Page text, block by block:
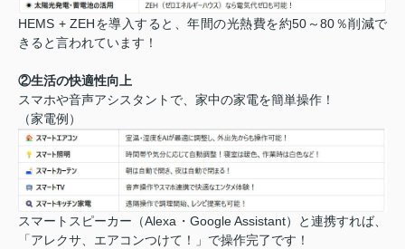
HEMS + ZEHを導入すると、年間の光熱費を約50～80％削減で
きると言われています！
②生活の快適性向上
スマホや音声アシスタントで、家中の家電を簡単操作！
（家電例）
スマートスピーカー（Alexa・Google Assistant）と連携すれば、
「アレクサ、エアコンつけて！」で操作完了です！